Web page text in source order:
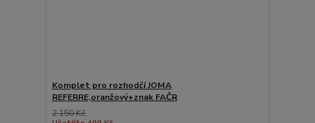
Komplet pro rozhodčí JOMA
REFERRE,oranžový+znak FAČR
2 150 Kč